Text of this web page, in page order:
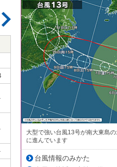
大型で強い台風13号が南大東島
に進んでいます
台風情報のみかた